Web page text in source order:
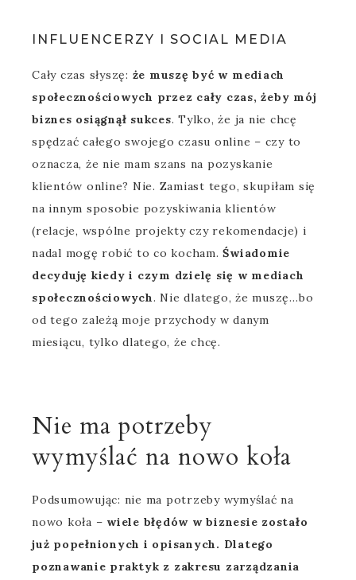
INFLUENCERZY I SOCIAL MEDIA
Cały czas słyszę: że muszę być w mediach
społecznościowych przez cały czas, żeby mój
biznes osiągnął sukces. Tylko, że ja nie chcę
spędzać całego swojego czasu online – czy to
oznacza, że nie mam szans na pozyskanie
klientów online? Nie. Zamiast tego, skupiłam się
na innym sposobie pozyskiwania klientów
(relacje, wspólne projekty czy rekomendacje) i
nadal mogę robić to co kocham.Świadomie
decyduję kiedy i czym dzielę się w mediach
społecznościowych. Nie dlatego, że muszę…bo
od tego zależą moje przychody w danym
miesiącu, tylko dlatego, że chcę.
Nie ma potrzeby
wymyślać na nowo koła
Podsumowując: nie ma potrzeby wymyślać na
nowo koła – wiele błędów w biznesie zostało
już popełnionych i opisanych. Dlatego
poznawanie praktyk z zakresu zarządzania